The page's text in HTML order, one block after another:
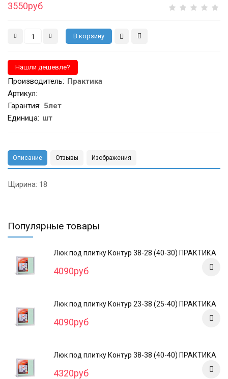
3550руб
Производитель: Практика
Артикул:
Гарантия: 5лет
Единица: шт
Описание Отзывы Изображения
Щирина: 18
Популярные товары
Люк под плитку Контур 38-28 (40-30) ПРАКТИКА
4090руб
Люк под плитку Контур 23-38 (25-40) ПРАКТИКА
4090руб
Люк под плитку Контур 38-38 (40-40) ПРАКТИКА
4320руб